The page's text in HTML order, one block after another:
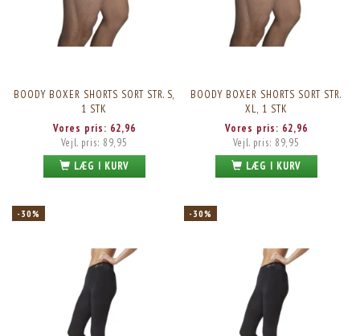
BOODY BOXER SHORTS SORT STR. S,
1 STK
Vores pris: 62,96
Vejl. pris: 89,95
LÆG I KURV
BOODY BOXER SHORTS SORT STR.
XL, 1 STK
Vores pris: 62,96
Vejl. pris: 89,95
LÆG I KURV
-30% -30%